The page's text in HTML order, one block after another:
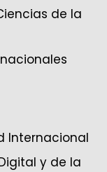
de la
Internacional
y de la